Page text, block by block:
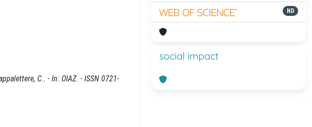
C.. - In: OIAZ. - ISSN 0721-
ND
social impact